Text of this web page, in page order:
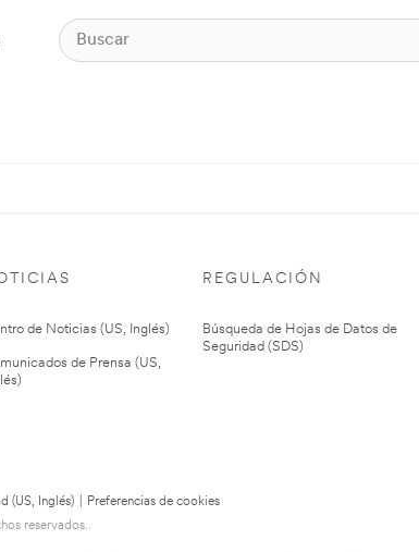
de Noticias (US, Inglés)
de Prensa (US,
REGULACIÓN
Búsqueda de Hojas de Datos de
Seguridad (SDS)
(US, Inglés)
Preferencias de cookies
reservados..